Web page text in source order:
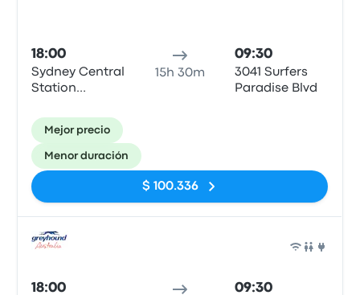
18:00
Sydney Central
Station
Coach Bay 5&6
15h 30m
09:30
3041 Surfers
Paradise Blvd
Mejor precio
Menor duración
$ 100.336
18:00 09:30